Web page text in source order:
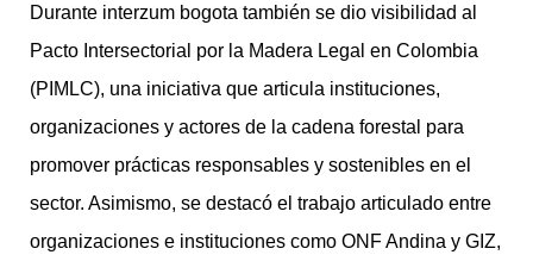
Durante interzum bogota también se dio visibilidad al
Pacto Intersectorial por la Madera Legal en Colombia
(PIMLC), una iniciativa que articula instituciones,
organizaciones y actores de la cadena forestal para
promover prácticas responsables y sostenibles en el
sector. Asimismo, se destacó el trabajo articulado entre
organizaciones e instituciones como ONF Andina y GIZ,